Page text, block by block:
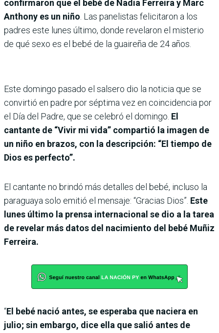
confirmaron que el bebé de Nadia Ferreira y Marc
Anthony es un niño. Las panelistas felicitaron a los
padres este lunes último, donde revelaron el misterio
de qué sexo es el bebé de la guaireña de 24 años.
Este domingo pasado el salsero dio la noticia que se
convirtió en padre por séptima vez en coincidencia por
el Día del Padre, que se celebró el domingo. El
cantante de “Vivir mi vida” compartió la imagen de
un niño en brazos, con la descripción: “El tiempo de
Dios es perfecto”.
El cantante no brindó más detalles del bebé, incluso la
paraguaya solo emitió el mensaje: “Gracias Dios”. Este
lunes último la prensa internacional se dio a la tarea
de revelar más datos del nacimiento del bebé Muñiz
Ferreira.
“El bebé nació antes, se esperaba que naciera en
julio; sin embargo, dice ella que salió antes de